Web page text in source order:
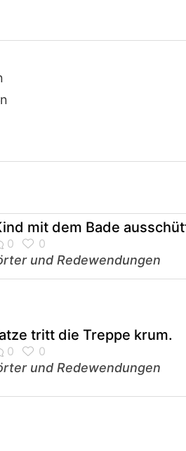
mit dem Bade
und Redewendungen
tritt die Treppe krum.
und Redewendungen